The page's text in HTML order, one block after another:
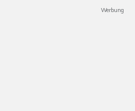
Werbung